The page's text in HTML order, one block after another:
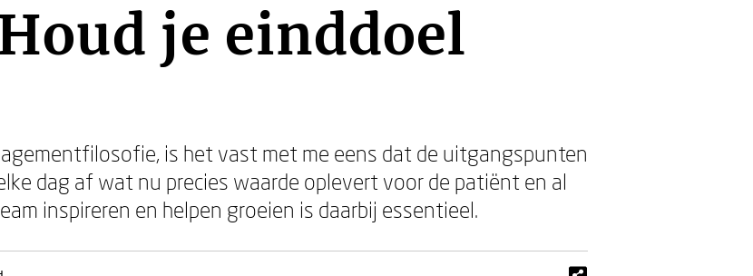
je einddoel
is het vast met me eens dat de uitgangspunten
dag af wat nu precies waarde oplevert voor de patiënt en al
inspireren en helpen groeien is daarbij essentieel.